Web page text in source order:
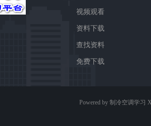
视频观看
资料下载
查找资料
免费下载
Powered by 制冷空调学习